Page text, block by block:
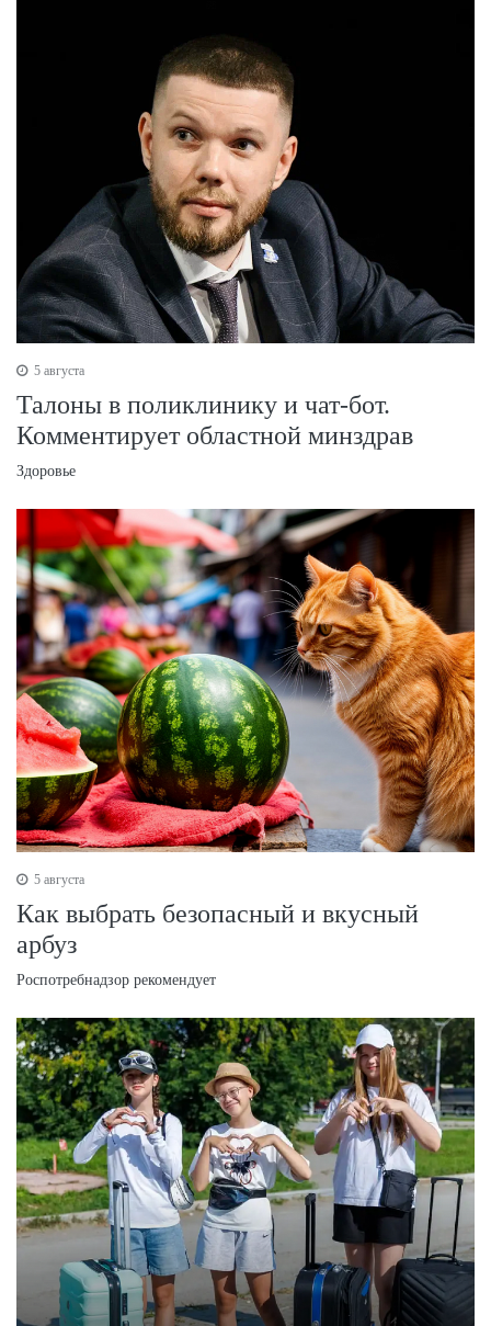
5 августа
Талоны в поликлинику и чат-бот.
Комментирует областной минздрав
Здоровье
5 августа
Как выбрать безопасный и вкусный
арбуз
Роспотребнадзор рекомендует